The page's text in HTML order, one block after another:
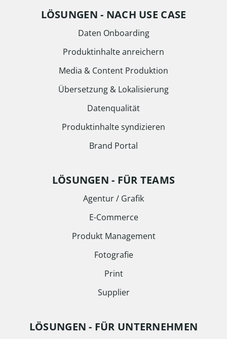
LÖSUNGEN - NACH USE CASE
Daten Onboarding
Produktinhalte anreichern
Media & Content Produktion
Übersetzung & Lokalisierung
Datenqualität
Produktinhalte syndizieren
Brand Portal
LÖSUNGEN - FÜR TEAMS
Agentur / Grafik
E-Commerce
Produkt Management
Fotografie
Print
Supplier
LÖSUNGEN - FÜR UNTERNEHMEN